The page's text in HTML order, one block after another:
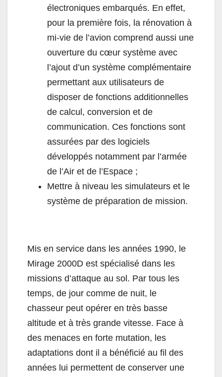
électroniques embarqués. En effet,
pour la première fois, la rénovation à
mi-vie de l’avion comprend aussi une
ouverture du cœur système avec
l’ajout d’un système complémentaire
permettant aux utilisateurs de
disposer de fonctions additionnelles
de calcul, conversion et de
communication. Ces fonctions sont
assurées par des logiciels
développés notamment par l’armée
de l’Air et de l’Espace ;
Mettre à niveau les simulateurs et le
système de préparation de mission.
Mis en service dans les années 1990, le
Mirage 2000D est spécialisé dans les
missions d’attaque au sol. Par tous les
temps, de jour comme de nuit, le
chasseur peut opérer en très basse
altitude et à très grande vitesse. Face à
des menaces en forte mutation, les
adaptations dont il a bénéficié au fil des
années lui permettent de conserver une